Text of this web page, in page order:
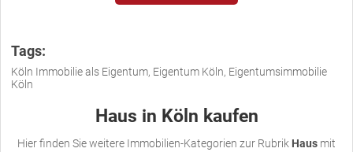
Tags:
Köln Immobilie als Eigentum, Eigentum Köln, Eigentumsimmobilie
Köln
Haus in Köln kaufen
Hier finden Sie weitere Immobilien-Kategorien zur Rubrik Haus mit